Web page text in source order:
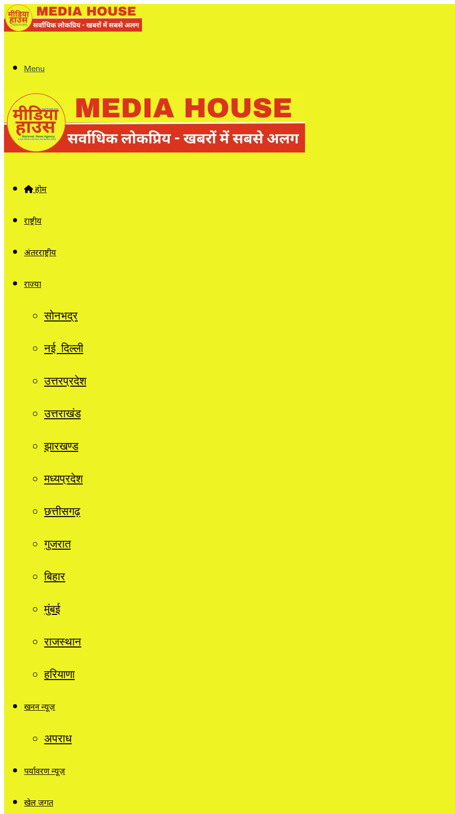
Menu
होम
राष्ट्रीय
अंतरराष्ट्रीय
राज्यों
सोनभद्र
नई दिल्ली
उत्तरप्रदेश
उत्तराखंड
झारखण्ड
मध्यप्रदेश
छत्तीसगढ़
गुजरात
बिहार
मुंबई
राजस्थान
हरियाणा
खनन न्यूज़
अपराध
पर्यावरण न्यूज़
खेल जगत